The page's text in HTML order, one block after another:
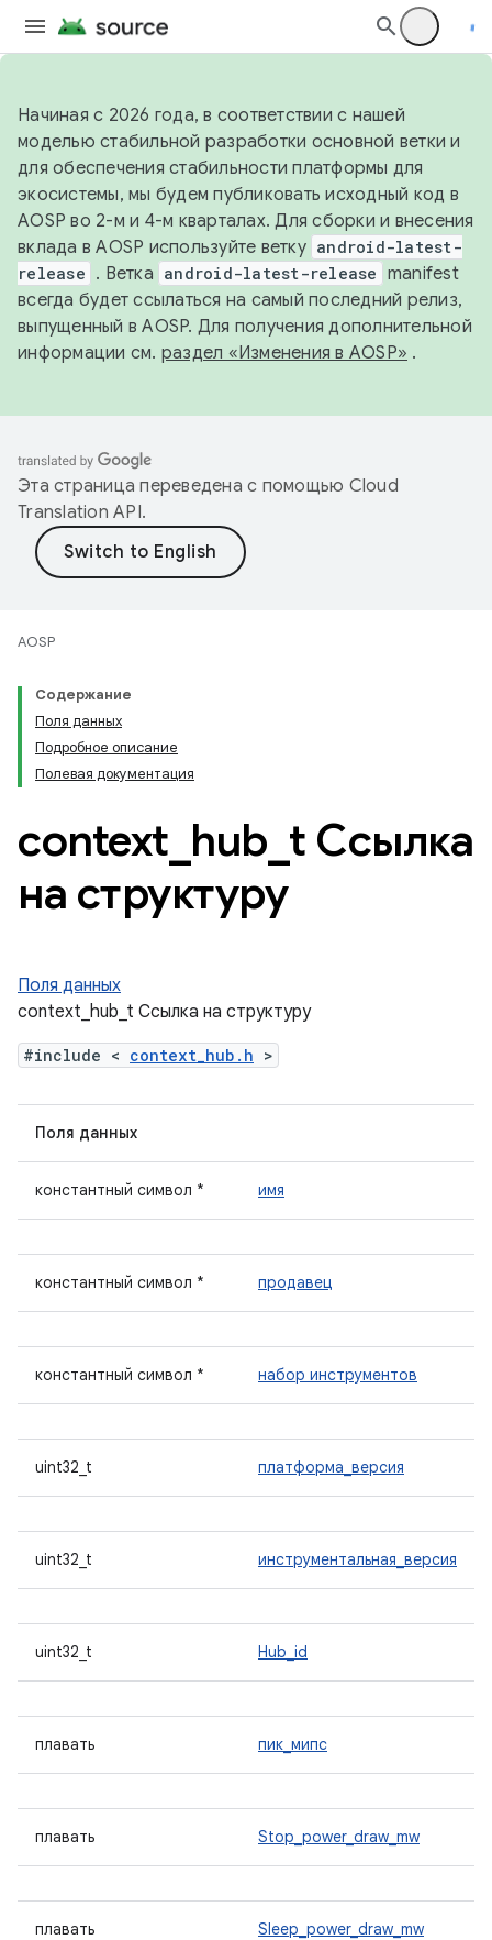
Начиная с 2026 года, в соответствии с нашей
моделью стабильной разработки основной ветки и
для обеспечения стабильности платформы для
экосистемы, мы будем публиковать исходный код в
AOSP во 2-м и 4-м кварталах. Для сборки и внесения
вклада в AOSP используйте ветку android-latest-
release . Ветка android-latest-release manifest
всегда будет ссылаться на самый последний релиз,
выпущенный в AOSP. Для получения дополнительной
информации см. раздел «Изменения в AOSP» .
Эта страница переведена с помощью Cloud
Translation API.
AOSP
Содержание
Поля данных
Подробное описание
Полевая документация
context hub t Ссылка
на структуру
Поля данных
context_hub_t Ссылка на структуру
#include < context_hub.h >
Поля данных
константный символ * имя
константный символ * продавец
константный символ * набор инструментов
uint32_t платформа_версия
uint32_t инструментальная_версия
uint32_t Hub_id
плавать пик_мипс
плавать Stop_power_draw_mw
плавать Sleep_power_draw_mw